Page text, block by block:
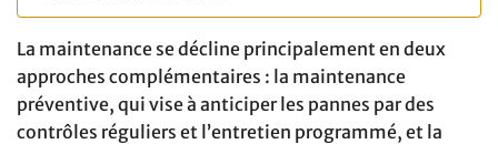
La maintenance se décline principalement en deux
approches complémentaires : la maintenance
préventive, qui vise à anticiper les pannes par des
contrôles réguliers et l’entretien programmé, et la